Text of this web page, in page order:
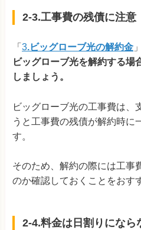
2-3.工事費の残債に注意
「 3.ビッグローブ光の解約金 」
ビッグローブ光を解約する場
しましょう。
ビッグローブ光の工事費は、
うと工事費の残債が解約時に
す。
そのため、解約の際には工事
のか確認しておくことをおす
2-4.料金は日割りになら